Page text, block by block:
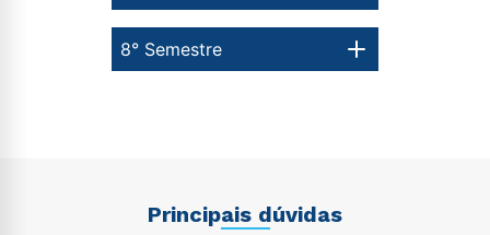
8° Semestre
Principais dúvidas